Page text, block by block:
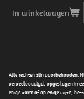
In winkelwagen
Alle rechten zijn voorbehouden.
verveelvoudigd, opgeslagen in
enige vorm of op enige wijze,